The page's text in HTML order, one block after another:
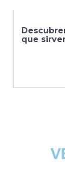
que